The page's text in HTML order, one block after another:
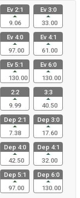
Ev 2:1
9.06
Ev 3:0
33.00
Ev 4:0
97.00
Ev 4:1
61.00
Ev 5:1
130.00
Ev 6:0
130.00
2:2
9.99
3:3
40.50
Dep 2:1
7.38
Dep 3:0
17.60
Dep 4:0
42.50
Dep 4:1
32.00
Dep 5:1
97.00
Dep 6:0
130.00